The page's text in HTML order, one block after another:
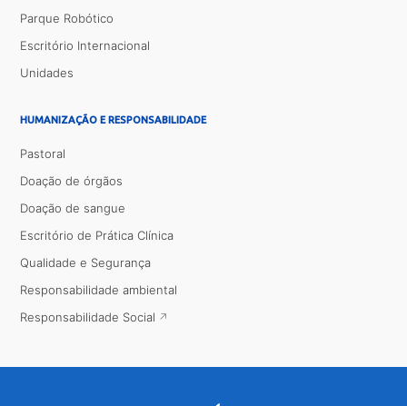
Parque Robótico
Escritório Internacional
Unidades
HUMANIZAÇÃO E RESPONSABILIDADE
Pastoral
Doação de órgãos
Doação de sangue
Escritório de Prática Clínica
Qualidade e Segurança
Responsabilidade ambiental
Responsabilidade Social